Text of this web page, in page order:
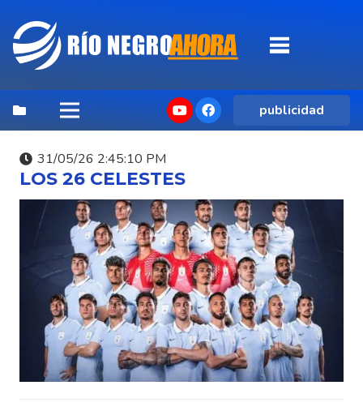
publicidad
31/05/26 2:45:10 PM
LOS 26 CELESTES